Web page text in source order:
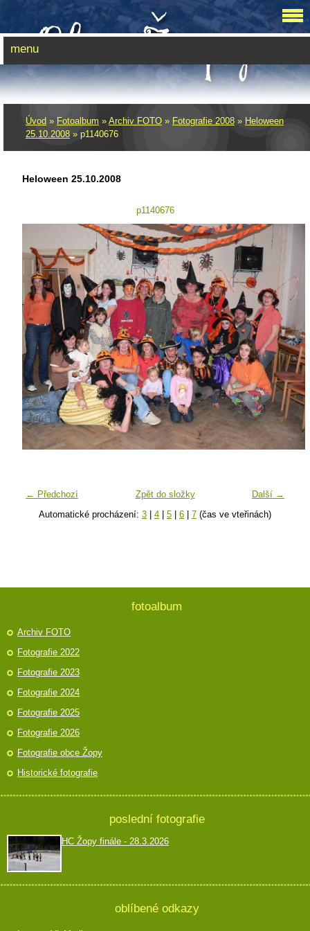
Úvod » Fotoalbum » Archiv FOTO » Fotografie 2008 » Heloween
25.10.2008 » p1140676
Heloween 25.10.2008
p1140676
← Předchozí Další →
Zpět do složky
Automatické procházení: 3 | 4 | 5 | 6 | 7 (čas ve vteřinách)
menu
fotoalbum
Archiv FOTO
Fotografie 2022
Fotografie 2023
Fotografie 2024
Fotografie 2025
Fotografie 2026
Fotografie obce Žopy
Historické fotografie
poslední fotografie
HC Žopy finále - 28.3.2026
oblíbené odkazy